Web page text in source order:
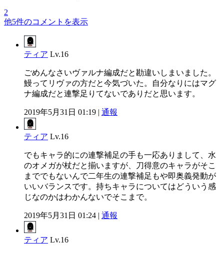
2
他5件のコメントを表示
ティア Lv.16
ごめんなさいヴァルナ編成だと勘違いしまいました。
鰻ってリヴァの方だと今気づいた。自分なりにはマグ
ナ編成だと連撃足りてないでありだと思います。
2019年5月31日 01:19 | 通報
ティア Lv.16
でもキャラ的にの連撃補足の手も一応ありまして、水
のオメガが杖だと揃いますが、刀得意のキャラがそこ
まででもないんで二年生の連撃補足もや即奥義発動が
いいバランスです。持ちキャラについてはどういう感
じなのかはわかんないでそこまで。
2019年5月31日 01:24 | 通報
ティア Lv.16